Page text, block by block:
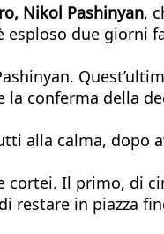
Nikol Pashinyan,
esploso due giorni
la conferma della
alla calma, dopo
cortei. Il primo, di
restare in piazza